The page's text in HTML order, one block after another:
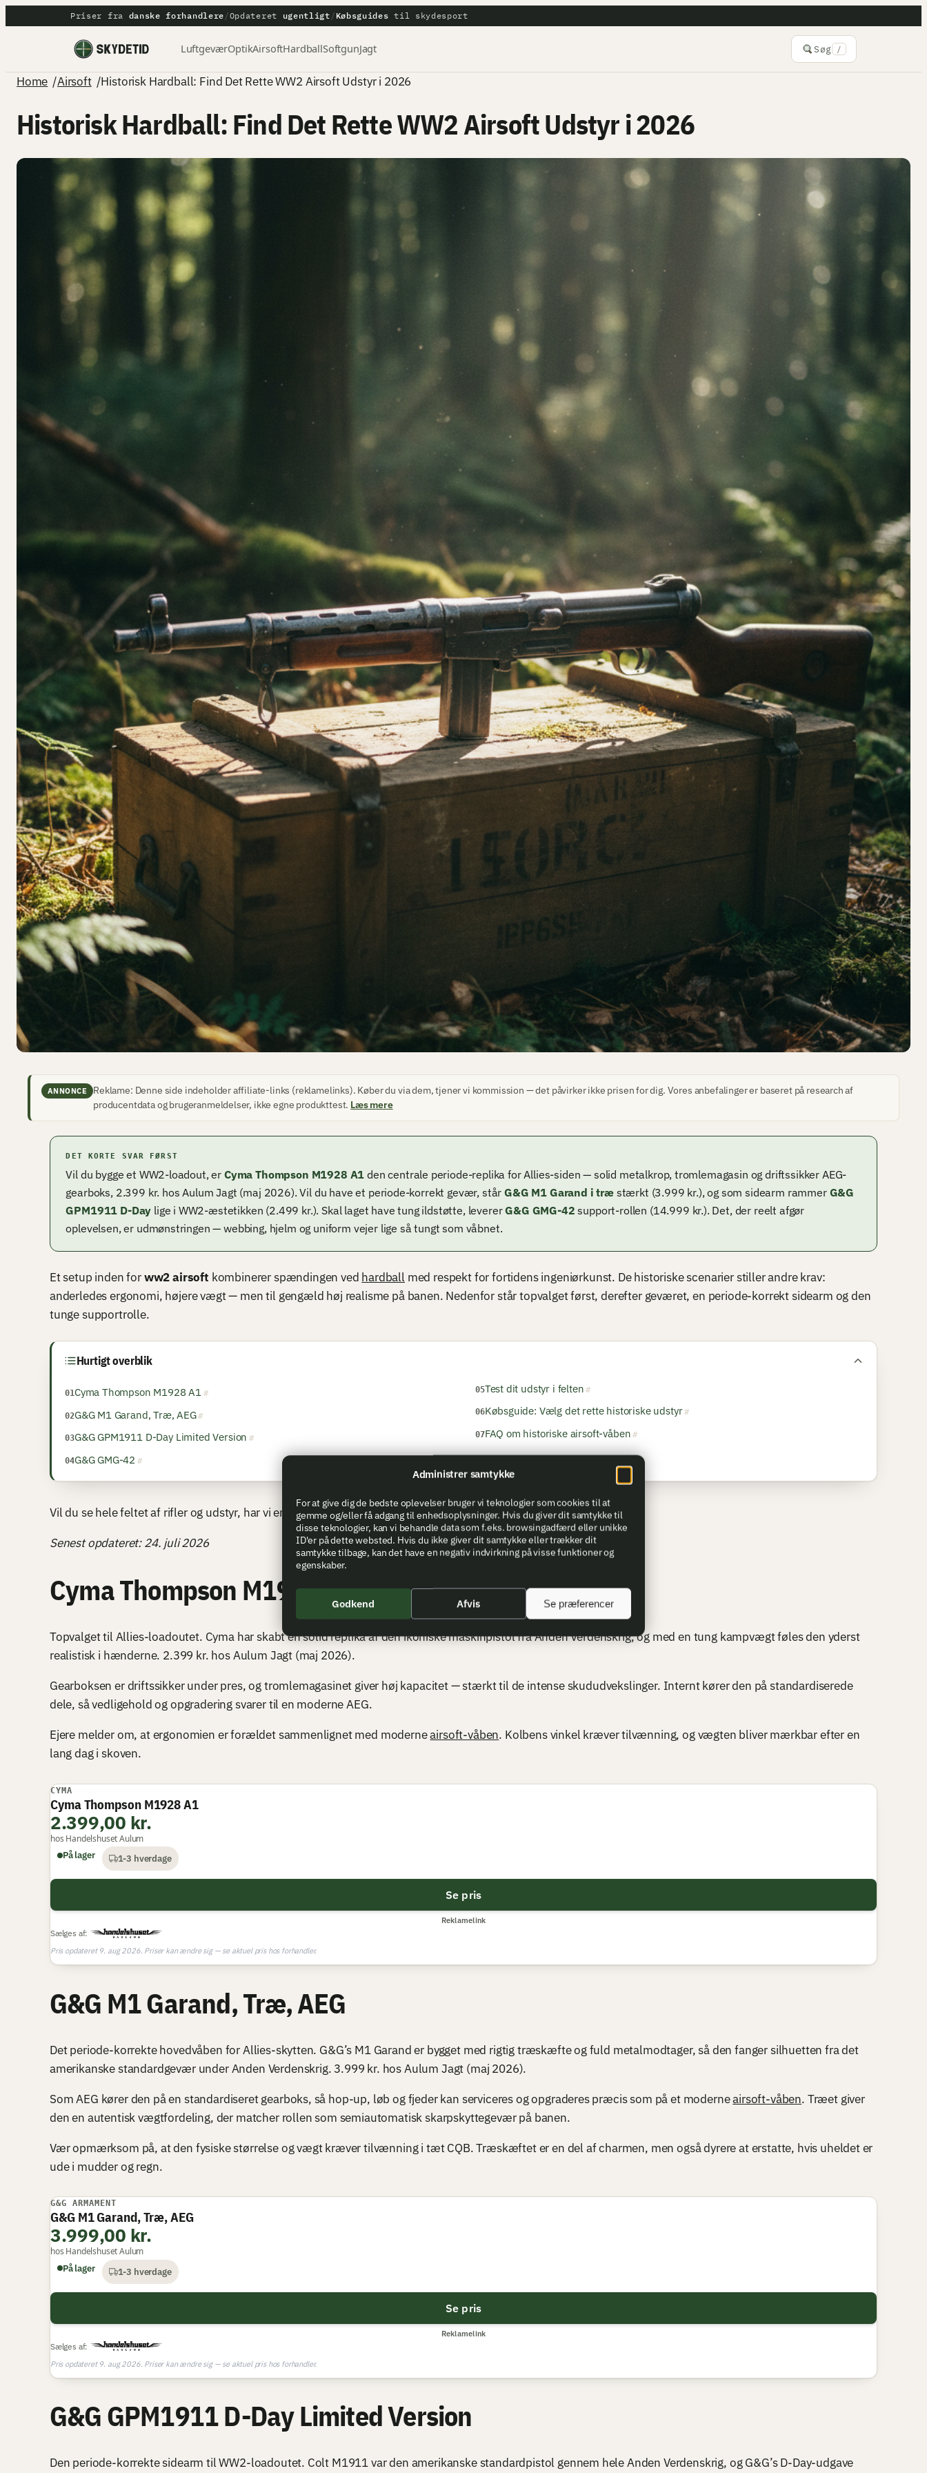
Administrer samtykke
For at give dig de bedste oplevelser bruger vi teknologier som cookies til at
gemme og/eller få adgang til enhedsoplysninger. Hvis du giver dit samtykke til
disse teknologier, kan vi behandle data som f.eks. browsingadfærd eller unikke
ID'er på dette websted. Hvis du ikke giver dit samtykke eller trækker dit
samtykke tilbage, kan det have en negativ indvirkning på visse funktioner og
egenskaber.
Godkend Afvis Se præferencer
Priser fra danske forhandlere /Opdateret ugentligt / Købsguides til skydesport
LuftgeværOptikAirsoftHardballSoftgunJagt Søg /
Home /Airsoft /Historisk Hardball: Find Det Rette WW2 Airsoft Udstyr i 2026
Historisk Hardball: Find Det Rette WW2 Airsoft Udstyr i 2026
ANNONCE
Reklame: Denne side indeholder affiliate-links (reklamelinks). Køber du via dem, tjener vi kommission — det påvirker ikke prisen for dig. Vores anbefalinger er baseret på research af
producentdata og brugeranmeldelser, ikke egne produkttest. Læs mere
DET KORTE SVAR FØRST
Vil du bygge et WW2-loadout, erCyma Thompson M1928 A1den centrale periode-replika for Allies-siden — solid metalkrop, tromlemagasin og driftssikker AEG-
gearboks, 2.399 kr. hos Aulum Jagt (maj 2026). Vil du have et periode-korrekt gevær, stårG&G M1 Garand i træstærkt (3.999 kr.), og som sidearm rammerG&G
GPM1911 D-Day lige i WW2-æstetikken (2.499 kr.). Skal laget have tung ildstøtte, levererG&G GMG-42support-rollen (14.999 kr.). Det, der reelt afgør
oplevelsen, er udmønstringen — webbing, hjelm og uniform vejer lige så tungt som våbnet.
Et setup inden forww2 airsoft kombinerer spændingen ved hardball med respekt for fortidens ingeniørkunst. De historiske scenarier stiller andre krav:
anderledes ergonomi, højere vægt — men til gengæld høj realisme på banen. Nedenfor står topvalget først, derefter geværet, en periode-korrekt sidearm og den
tunge supportrolle.
Hurtigt overblik
Cyma Thompson M1928 A1
G&G M1 Garand, Træ, AEG
G&G GPM1911 D-Day Limited Version
G&G GMG-42
Test dit udstyr i felten
Købsguide: Vælg det rette historiske udstyr
FAQ om historiske airsoft-våben
Vil du se hele feltet af rifler og udstyr, har vi en samlet oversigt overairsoft — rifler, pistoler og udstyr.
Senest opdateret: 24. juli 2026
Cyma Thompson M1928 A1
Topvalget til Allies-loadoutet. Cyma har skabt en solid replika af den ikoniske maskinpistol fra Anden Verdenskrig, og med en tung kampvægt føles den yderst
realistisk i hænderne. 2.399 kr. hos Aulum Jagt (maj 2026).
Gearboksen er driftssikker under pres, og tromlemagasinet giver høj kapacitet — stærkt til de intense skududvekslinger. Internt kører den på standardiserede
dele, så vedligehold og opgradering svarer til en moderne AEG.
Ejere melder om, at ergonomien er forældet sammenlignet med moderneairsoft-våben. Kolbens vinkel kræver tilvænning, og vægten bliver mærkbar efter en
lang dag i skoven.
CYMA
Cyma Thompson M1928 A1
2.399,00 kr.
hos Handelshuset Aulum
På lager
1-3 hverdage
Se pris
Reklamelink
Sælges af:
Pris opdateret 9. aug 2026. Priser kan ændre sig — se aktuel pris hos forhandler.
G&G M1 Garand, Træ, AEG
Det periode-korrekte hovedvåben for Allies-skytten. G&G’s M1 Garand er bygget med rigtig træskæfte og fuld metalmodtager, så den fanger silhuetten fra det
amerikanske standardgevær under Anden Verdenskrig. 3.999 kr. hos Aulum Jagt (maj 2026).
Som AEG kører den på en standardiseret gearboks, så hop-up, løb og fjeder kan serviceres og opgraderes præcis som på et moderneairsoft-våben. Træet giver
den en autentisk vægtfordeling, der matcher rollen som semiautomatisk skarpskyttegevær på banen.
Vær opmærksom på, at den fysiske størrelse og vægt kræver tilvænning i tæt CQB. Træskæftet er en del af charmen, men også dyrere at erstatte, hvis uheldet er
ude i mudder og regn.
G&G ARMAMENT
G&G M1 Garand, Træ, AEG
3.999,00 kr.
hos Handelshuset Aulum
På lager
1-3 hverdage
Se pris
Reklamelink
Sælges af:
Pris opdateret 9. aug 2026. Priser kan ændre sig — se aktuel pris hos forhandler.
G&G GPM1911 D-Day Limited Version
Den periode-korrekte sidearm til WW2-loadoutet. Colt M1911 var den amerikanske standardpistol gennem hele Anden Verdenskrig, og G&G’s D-Day-udgave